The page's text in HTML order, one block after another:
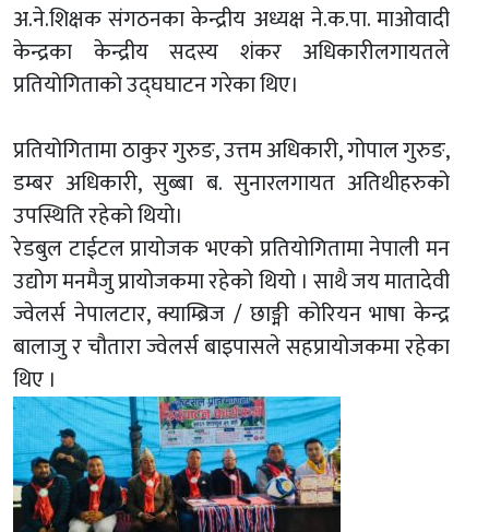
अ.ने.शिक्षक संगठनका केन्द्रीय अध्यक्ष ने.क.पा. माओवादी
केन्द्रका केन्द्रीय सदस्य शंकर अधिकारीलगायतले
प्रतियोगिताको उद्घघाटन गरेका थिए।
प्रतियोगितामा ठाकुर गुरुङ, उत्तम अधिकारी, गोपाल गुरुङ,
डम्बर अधिकारी, सुब्बा ब. सुनारलगायत अतिथीहरुको
उपस्थिति रहेको थियो।
रेडबुल टाईटल प्रायोजक भएको प्रतियोगितामा नेपाली मन
उद्योग मनमैजु प्रायोजकमा रहेको थियो । साथै जय मातादेवी
ज्वेलर्स नेपालटार, क्याम्ब्रिज / छाङ्मी कोरियन भाषा केन्द्र
बालाजु र चौतारा ज्वेलर्स बाइपासले सहप्रायोजकमा रहेका
थिए ।